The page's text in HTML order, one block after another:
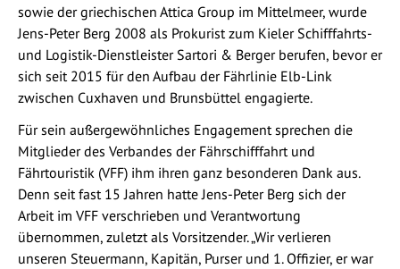
sowie der griechischen Attica Group im Mittelmeer, wurde
Jens-Peter Berg 2008 als Prokurist zum Kieler Schifffahrts-
und Logistik-Dienstleister Sartori & Berger berufen, bevor er
sich seit 2015 für den Aufbau der Fährlinie Elb-Link
zwischen Cuxhaven und Brunsbüttel engagierte.
Für sein außergewöhnliches Engagement sprechen die
Mitglieder des Verbandes der Fährschifffahrt und
Fährtouristik (VFF) ihm ihren ganz besonderen Dank aus.
Denn seit fast 15 Jahren hatte Jens-Peter Berg sich der
Arbeit im VFF verschrieben und Verantwortung
übernommen, zuletzt als Vorsitzender. „Wir verlieren
unseren Steuermann, Kapitän, Purser und 1. Offizier, er war